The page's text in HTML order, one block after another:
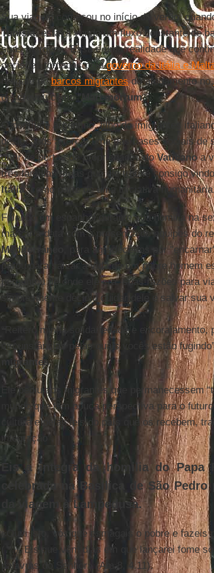
Sua viagem começou no início do verão,
Tunísia, estava vendo um fluxo constante de
suas margens. Essa é uma realidade que
decisões tomadas pelogoverno da Itália e
resgate debarcos migrantesdo afogamento no
descreveu como "
Maremortum".
O pontífice argentino, filho de imigrantes
deslocados à força, uma das bases sociais de
abrir as portas de propriedades doVaticanoa
três famílias sírias que ele trouxe consigo
Itália , como parte de uma iniciativa
Falando em espanhol durante sua homilia na
marcar a data com a presença de equipes do
Mediterrâneo
, para agradecê-los por
parou para salvar a vida de um pobre homem
perguntou de onde ele era, suas razões para
simplesmente decidiu cuidar dele e salvar sua
“Reitero minha solidariedade e
circunstâncias pelas quais vocês estão
migrantes.
Ele pediu aos migrantes que permanecessem
mundo que tem pouca perspectiva para o
cultura e pelas leis do país que os recebem,
integração”.
Eis a íntegra da homilia do Papa
celebrada na Basílica de São
da viagem à Lampedusa.
«Ouvi isto, vós que esmagais o pobre e fazeis
(…). Eis que vêm dias em que lançarei fome
palavras do Senhor» (Am 8, 4.11).